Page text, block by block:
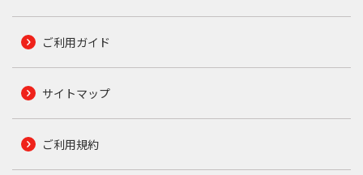
ご利用ガイド
サイトマップ
ご利用規約